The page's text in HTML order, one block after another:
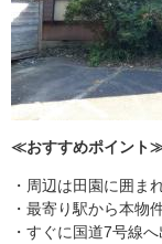
≪おすすめポイント
・周辺は田園に囲ま
・最寄り駅から本物
・すぐに国道7号線